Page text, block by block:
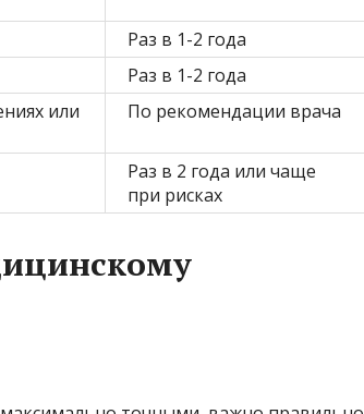
Раз в 1-2 года
Раз в 1-2 года
или
По рекомендации врача
Раз в 2 года или чаще
при рисках